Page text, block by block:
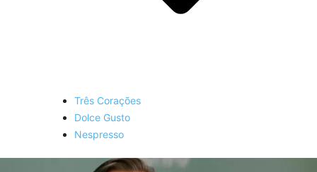
Três Corações
Dolce Gusto
Nespresso